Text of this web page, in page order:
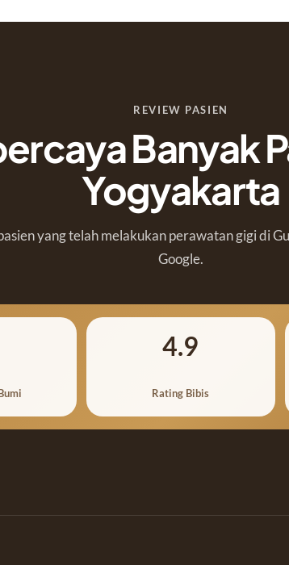
REVIEW PASIEN
Banyak
Yogyakarta
yang telah melakukan perawatan gigi di
Google.
4.9
Rating Bibis